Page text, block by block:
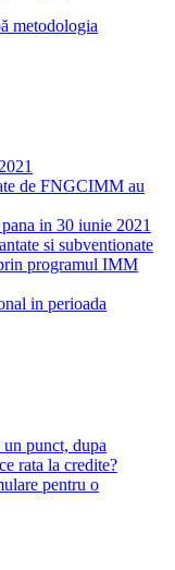
metodologia
de FNGCIMM au
in 30 iunie 2021
si subventionate
programul IMM
in perioada
punct, dupa
rata la credite?
pentru o